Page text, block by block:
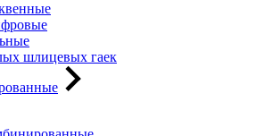
шлицевых гаек